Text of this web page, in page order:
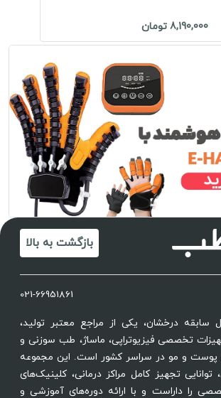
8,190,000 تومان
بازگشت به بالا
021-66951861
با ۱۵ سال سابقه درخشان، یکی از مراجع معتبر تولید،
تخصصی فیزیوتراپی، ماساژ، طب سوزنی و
پوست و مو در سراسر کشور است. این مجموعه
تجهیز کامل مراکز درمانی، کلینیک‌های
را داراست و با ارائه دوره‌های آموزشی و